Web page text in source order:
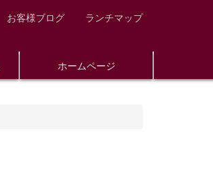
お客様ブログ ランチマップ
ホームページ